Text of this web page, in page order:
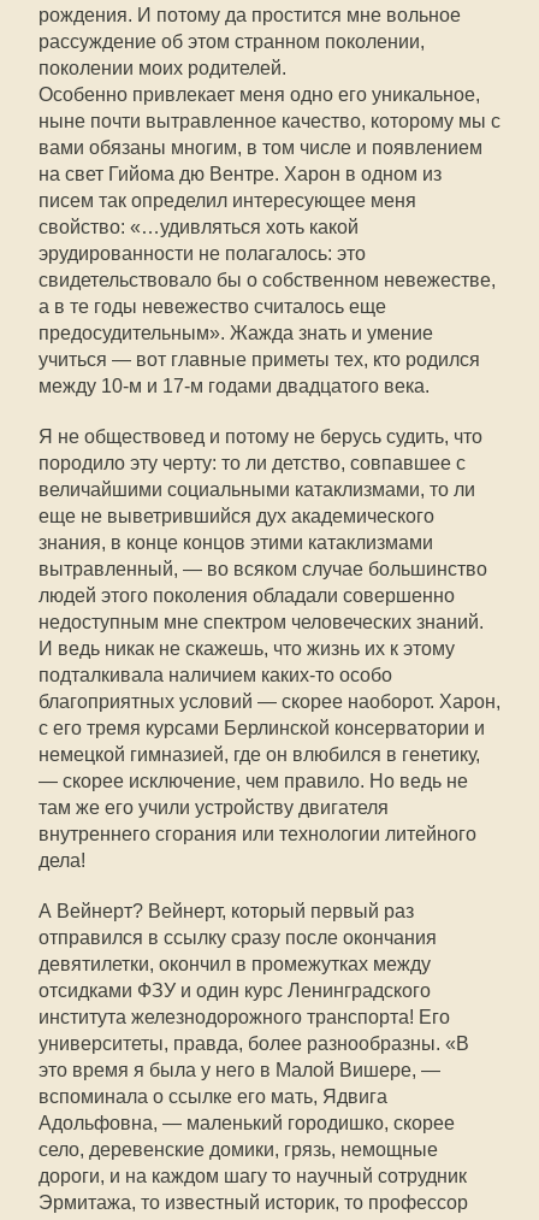
рождения. И потому да простится мне вольное
рассуждение об этом странном поколении,
поколении моих родителей.
Особенно привлекает меня одно его уникальное,
ныне почти вытравленное качество, которому мы с
вами обязаны многим, в том числе и появлением
на свет Гийома дю Вентре. Харон в одном из
писем так определил интересующее меня
свойство: «…удивляться хоть какой
эрудированности не полагалось: это
свидетельствовало бы о собственном невежестве,
а в те годы невежество считалось еще
предосудительным». Жажда знать и умение
учиться — вот главные приметы тех, кто родился
между 10-м и 17-м годами двадцатого века.
Я не обществовед и потому не берусь судить, что
породило эту черту: то ли детство, совпавшее с
величайшими социальными катаклизмами, то ли
еще не выветрившийся дух академического
знания, в конце концов этими катаклизмами
вытравленный, — во всяком случае большинство
людей этого поколения обладали совершенно
недоступным мне спектром человеческих знаний.
И ведь никак не скажешь, что жизнь их к этому
подталкивала наличием каких-то особо
благоприятных условий — скорее наоборот. Харон,
с его тремя курсами Берлинской консерватории и
немецкой гимназией, где он влюбился в генетику,
— скорее исключение, чем правило. Но ведь не
там же его учили устройству двигателя
внутреннего сгорания или технологии литейного
дела!
А Вейнерт? Вейнерт, который первый раз
отправился в ссылку сразу после окончания
девятилетки, окончил в промежутках между
отсидками ФЗУ и один курс Ленинградского
института железнодорожного транспорта! Его
университеты, правда, более разнообразны. «В
это время я была у него в Малой Вишере, —
вспоминала о ссылке его мать, Ядвига
Адольфовна, — маленький городишко, скорее
село, деревенские домики, грязь, немощные
дороги, и на каждом шагу то научный сотрудник
Эрмитажа, то известный историк, то профессор